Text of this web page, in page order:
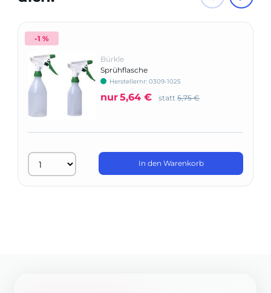
-1 %
Bürkle
Sprühflasche
Herstellernr: 0309-1025
nur5,64 € statt 5,75 €
In den Warenkorb